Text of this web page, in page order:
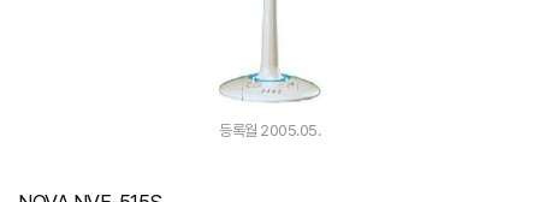
등록월 2005.05.